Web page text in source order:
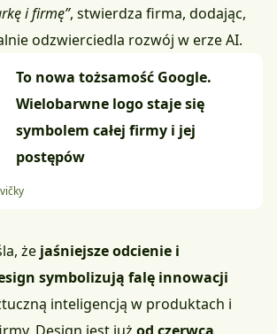
i firmę”, stwierdza firma, dodając,
odzwierciedla rozwój w erze AI.
To nowa tożsamość Google.
Wielobarwne logo staje się
symbolem całej firmy i jej
postępów
że jaśniejsze odcienie i
symbolizują falę innowacji
inteligencją w produktach i